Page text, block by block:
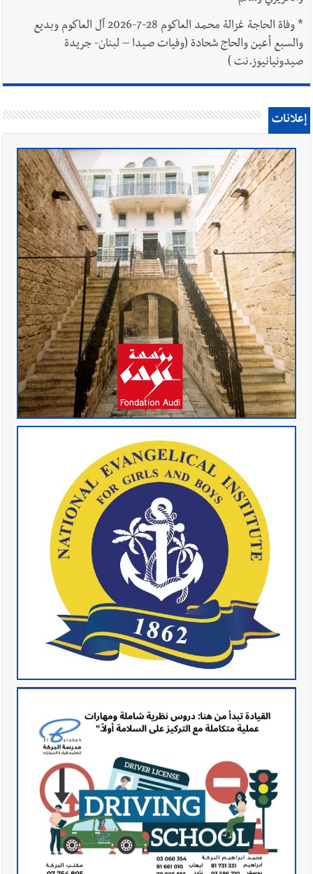
*
وفاة الحاجة غزالة محمد العاكوم 28-7-2026 آل العاكوم وبديع
والسبع أعين والحاج شحادة (وفيات صيدا – لبنان- جريدة
صيدونيانيوز.نت )
إعلانات